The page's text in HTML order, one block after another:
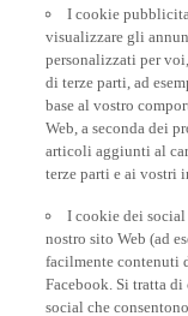
visualizzare gli
personalizzati per
di terze parti, ad
base al vostro
Web, a seconda dei
articoli aggiunti al
terze parti e ai vostri
nostro sito Web (ad
facilmente contenuti
Facebook. Si tratta
social che